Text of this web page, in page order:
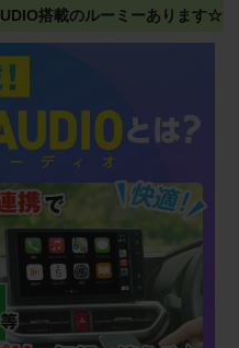
搭載のルーミーあります☆